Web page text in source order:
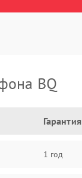
BQ
Гарантия
1 год